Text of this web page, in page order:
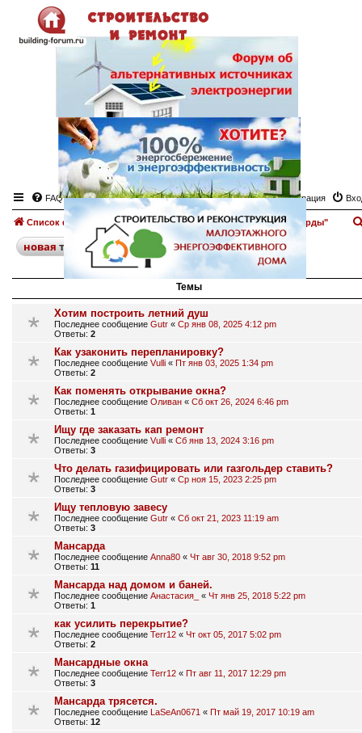
FAQ Регистрация
Список форумов Мансарда Форум "Строительство мансарды"
новаятема поискрасширенный
25 тем • Страница из
Темы
Хотим построить летний душ
Последнее сообщение Gutr « Ср янв 08, 2025 4:12 pm
Ответы: 2
Как узаконить перепланировку?
Последнее сообщение Vulli « Пт янв 03, 2025 1:34 pm
Ответы: 2
Как поменять открывание окна?
Последнее сообщение Оливан « Сб окт 26, 2024 6:46 pm
Ответы: 1
Ищу где заказать кап ремонт
Последнее сообщение Vulli « Сб янв 13, 2024 3:16 pm
Ответы: 3
Что делать газифицировать или газгольдер ставить?
Последнее сообщение Gutr « Ср ноя 15, 2023 2:25 pm
Ответы: 3
Ищу тепловую завесу
Последнее сообщение Gutr « Сб окт 21, 2023 11:19 am
Ответы: 3
Мансарда
Последнее сообщение Anna80 « Чт авг 30, 2018 9:52 pm
Ответы: 11
Мансарда над домом и баней.
Последнее сообщение Анастасия_ « Чт янв 25, 2018 5:22 pm
Ответы: 1
как усилить перекрытие?
Последнее сообщение Terr12 « Чт окт 05, 2017 5:02 pm
Ответы: 2
Мансардные окна
Последнее сообщение Terr12 « Пт авг 11, 2017 12:29 pm
Ответы: 3
Мансарда трясется.
Последнее сообщение LaSeAn0671 « Пт май 19, 2017 10:19 am
Ответы: 12